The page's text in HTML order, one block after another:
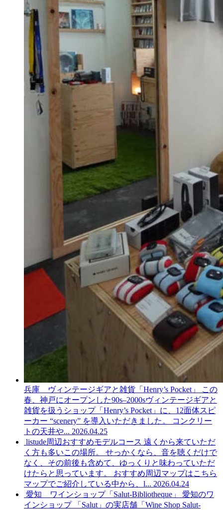
兵庫 ヴィンテージギアと雑貨「Henry’s Pocket」
この
春、神戸にオープンした90s–2000sヴィンテージギアと
雑貨を扱うショップ「Henry’s Pocket」に、12面体スピ
ーカー “scenery” を導入いただきました。 コンクリー
トの天井や... 2026.04.25
listude周辺おすすめモデルコース 遠くから来ていただ
く方も多いこの場所。 せっかくなら、音を聴くだけで
なく、その前後も含めて、ゆっくりと味わっていただ
けたらと思っています。 おすすめ周辺マップはこちら
マップでご紹介している中から、l... 2026.04.24
愛知 ワインショップ「Salut-Bibliotheque」
愛知のワ
インショップ 「Salut」の実店舗「Wine Shop Salut-